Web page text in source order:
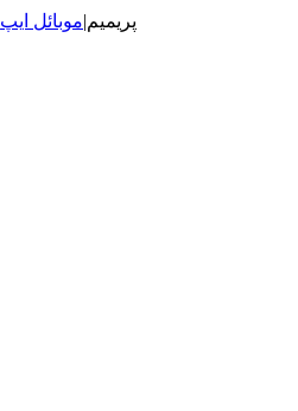
پریمیم|موبائل ایپ